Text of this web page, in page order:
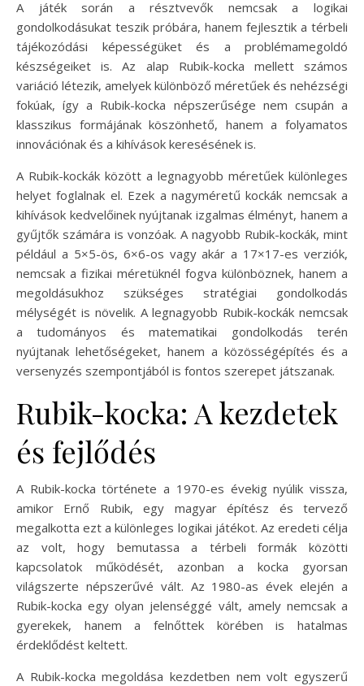
A játék során a résztvevők nemcsak a logikai
gondolkodásukat teszik próbára, hanem fejlesztik a térbeli
tájékozódási képességüket és a problémamegoldó
készségeiket is. Az alap Rubik-kocka mellett számos
variáció létezik, amelyek különböző méretűek és nehézségi
fokúak, így a Rubik-kocka népszerűsége nem csupán a
klasszikus formájának köszönhető, hanem a folyamatos
innovációnak és a kihívások keresésének is.
A Rubik-kockák között a legnagyobb méretűek különleges
helyet foglalnak el. Ezek a nagyméretű kockák nemcsak a
kihívások kedvelőinek nyújtanak izgalmas élményt, hanem a
gyűjtők számára is vonzóak. A nagyobb Rubik-kockák, mint
például a 5×5-ös, 6×6-os vagy akár a 17×17-es verziók,
nemcsak a fizikai méretüknél fogva különböznek, hanem a
megoldásukhoz szükséges stratégiai gondolkodás
mélységét is növelik. A legnagyobb Rubik-kockák nemcsak
a tudományos és matematikai gondolkodás terén
nyújtanak lehetőségeket, hanem a közösségépítés és a
versenyzés szempontjából is fontos szerepet játszanak.
Rubik-kocka: A kezdetek
és fejlődés
A Rubik-kocka története a 1970-es évekig nyúlik vissza,
amikor Ernő Rubik, egy magyar építész és tervező
megalkotta ezt a különleges logikai játékot. Az eredeti célja
az volt, hogy bemutassa a térbeli formák közötti
kapcsolatok működését, azonban a kocka gyorsan
világszerte népszerűvé vált. Az 1980-as évek elején a
Rubik-kocka egy olyan jelenséggé vált, amely nemcsak a
gyerekek, hanem a felnőttek körében is hatalmas
érdeklődést keltett.
A Rubik-kocka megoldása kezdetben nem volt egyszerű